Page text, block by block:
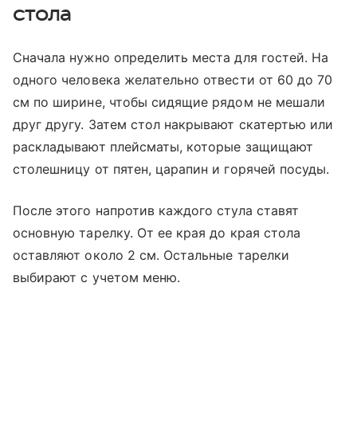
стола
Сначала нужно определить места для гостей. На
одного человека желательно отвести от 60 до 70
см по ширине, чтобы сидящие рядом не мешали
друг другу. Затем стол накрывают скатертью или
раскладывают плейсматы, которые защищают
столешницу от пятен, царапин и горячей посуды.
После этого напротив каждого стула ставят
основную тарелку. От ее края до края стола
оставляют около 2 см. Остальные тарелки
выбирают с учетом меню.